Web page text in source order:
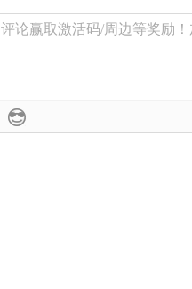
评论赢取激活码/周边等奖励！